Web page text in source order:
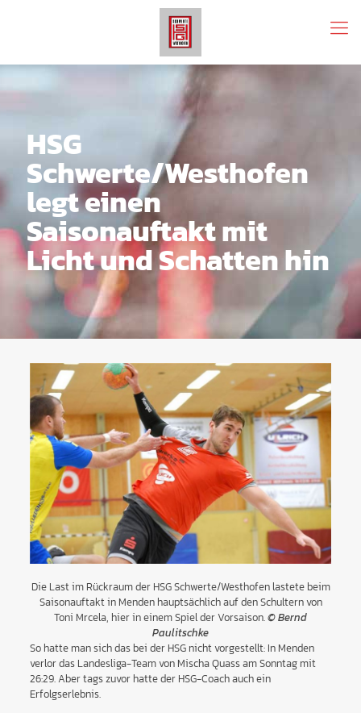
HSG
Schwerte/Westhofen
legt einen
Saisonauftakt mit
Licht und Schatten hin
Die Last im Rückraum der HSG Schwerte/Westhofen lastete beim
Saisonauftakt in Menden hauptsächlich auf den Schultern von
Toni Mrcela, hier in einem Spiel der Vorsaison.© Bernd
Paulitschke
So hatte man sich das bei der HSG nicht vorgestellt: In Menden
verlor das Landesliga-Team von Mischa Quass am Sonntag mit
26:29. Aber tags zuvor hatte der HSG-Coach auch ein
Erfolgserlebnis.